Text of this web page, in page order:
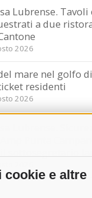
cookie e altre
Lubrense. Tavoli
a due
2026
mare nel golfo
residenti
2026
Lubrense.
Punta